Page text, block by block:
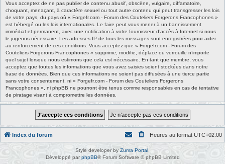
Vous acceptez de ne pas publier de contenu abusif, obscène, vulgaire, diffamatoire,
choquant, menaçant, à caractère sexuel ou tout autre contenu qui peut transgresser les lois
de votre pays, du pays où « Forgefr.com - Forum des Couteliers Forgerons Francophones »
est hébergé ou les lois internationales. Le faire peut vous mener à un bannissement
immédiat et permanent, avec une notification à votre fournisseur d’accès à Internet si nous
le jugeons nécessaire. Les adresses IP de tous les messages sont enregistrées pour aider
au renforcement de ces conditions. Vous acceptez que « Forgefr.com - Forum des
Couteliers Forgerons Francophones » supprime, modifie, déplace ou verrouille n’importe
quel sujet lorsque nous estimons que cela est nécessaire. En tant que membre, vous
acceptez que toutes les informations que vous avez saisies soient stockées dans notre
base de données. Bien que ces informations ne soient pas diffusées à une tierce partie
sans votre consentement, ni « Forgefr.com - Forum des Couteliers Forgerons
Francophones », ni phpBB ne pourront être tenus comme responsables en cas de tentative
de piratage visant à compromettre les données.
Index du forum Heures au format UTC+02:00
Style developer by Zuma Portal
Développé parphpBB® Forum Software © phpBB Limited